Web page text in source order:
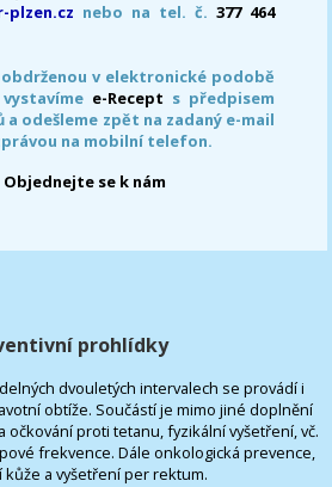
plzen.cz nebo na tel. č. 377 464
v elektronické podobě
e-Recept s předpisem
a odešleme zpět na zadaný e-mail
na mobilní telefon.
Objednejte se k nám
prohlídky
dvouletých intervalech se provádí i
obtíže. Součástí je mimo jiné doplnění
proti tetanu, fyzikální vyšetření, vč.
frekvence. Dále onkologická prevence,
kůže a vyšetření per rektum.